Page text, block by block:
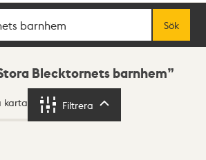
Sök
Blecktornets barnhem
karta Filtrera